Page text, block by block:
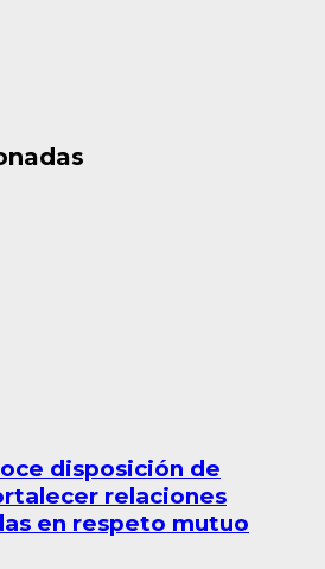
disposición de
relaciones
en respeto mutuo